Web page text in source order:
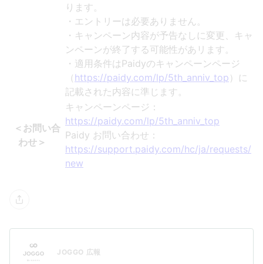
ります。
・エントリーは必要ありません。
・キャンペーン内容が予告なしに変更、キャ
ンペーンが終了する可能性があリます。
・適用条件はPaidyのキャンペーンページ
（ https://paidy.com/lp/5th_anniv_top ）に
記載された内容に準じます。
＜お問い合
わせ＞
キャンペーンページ：
https://paidy.com/lp/5th_anniv_top
Paidy お問い合わせ：
https://support.paidy.com/hc/ja/requests/
new
JOGGO 広報